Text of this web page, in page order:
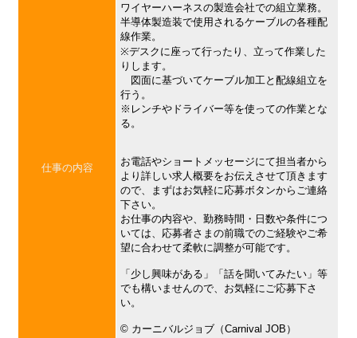
仕事の内容
ワイヤーハーネスの製造会社での組立業務。
半導体製造装で使用されるケーブルの各種配
線作業。
※デスクに座って行ったり、立って作業した
りします。
図面に基づいてケーブル加工と配線組立を
行う。
※レンチやドライバー等を使っての作業とな
る。
お電話やショートメッセージにて担当者から
より詳しい求人概要をお伝えさせて頂きます
ので、まずはお気軽に応募ボタンからご連絡
下さい。
お仕事の内容や、勤務時間・日数や条件につ
いては、応募者さまの前職でのご経験やご希
望に合わせて柔軟に調整が可能です。
「少し興味がある」「話を聞いてみたい」等
でも構いませんので、お気軽にご応募下さ
い。
©︎ カーニバルジョブ（Carnival JOB）